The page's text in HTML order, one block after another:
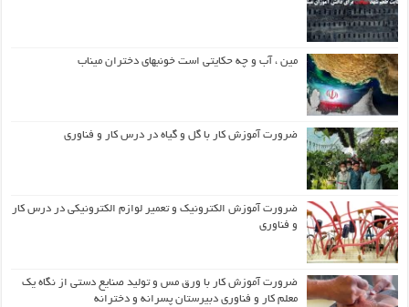
مین ، آب و چه حکایتی است خونبهای دختران میناب
ضرورت آموزش کار با گل و گیاه در درس کار و فناوری
ضرورت آموزش الکترونیک و تعمیر لوازم الکترونیکی در درس کار
و فناوری
ضرورت آموزش کار با ورق مس و تولید صنایع دستی از نگاه یک
معلم کار و فناوری دبیرستان پسرانه و دخترانه